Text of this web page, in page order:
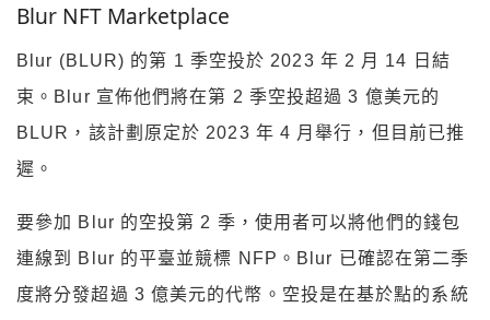
Blur NFT Marketplace
Blur (BLUR) 的第 1 季空投於 2023 年 2 月 14 日結
束。Blur 宣佈他們將在第 2 季空投超過 3 億美元的
BLUR，該計劃原定於 2023 年 4 月舉行，但目前已推
遲。
要參加 Blur 的空投第 2 季，使用者可以將他們的錢包
連線到 Blur 的平臺並競標 NFP。Blur 已確認在第二季
度將分發超過 3 億美元的代幣。空投是在基於點的系統